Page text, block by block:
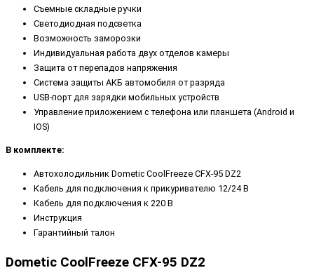
Съемные складные ручки
Светодиодная подсветка
Возможность заморозки
Индивидуальная работа двух отделов камеры
Защита от перепадов напряжения
Система защиты АКБ автомобиля от разряда
USB-порт для зарядки мобильных устройств
Управление приложением с телефона или планшета (Android и
IOS)
В комплекте:
Автохолодильник Dometic CoolFreeze CFX-95 DZ2
Кабель для подключения к прикуривателю 12/24 В
Кабель для подключения к 220 В
Инструкция
Гарантийный талон
Dometic CoolFreeze CFX-95 DZ2